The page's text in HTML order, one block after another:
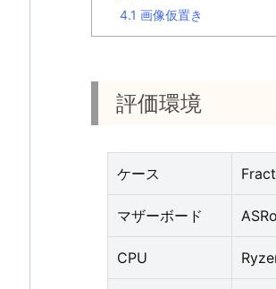
4.1 画像仮置き
評価環境
ケース
マザーボード
CPU